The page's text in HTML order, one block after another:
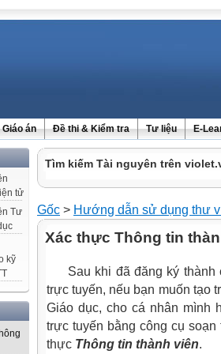
Giáo án Đề thi & Kiểm tra Tư liệu E-
Tìm kiếm Tài nguyên trên
Gốc > Hướng dẫn sử dụng thư
Xác thực Thông tin
Sau khi đã đăng ký thành
trực tuyến, nếu bạn muốn tạo
Giáo dục, cho cá nhân mình
trực tuyến bằng công cụ
thực Thông tin thành viên.